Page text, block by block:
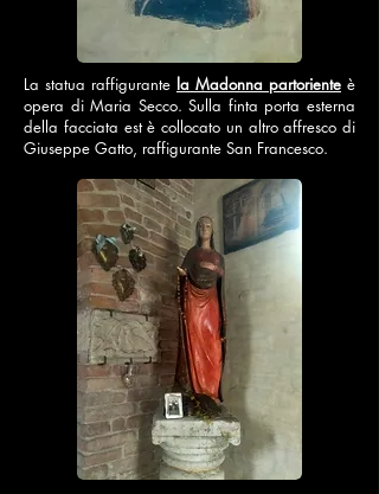
La statua raffigurante la Madonna partoriente è
opera di Maria Secco. Sulla finta porta esterna
della facciata est è collocato un altro affresco di
Giuseppe Gatto, raffigurante San Francesco.